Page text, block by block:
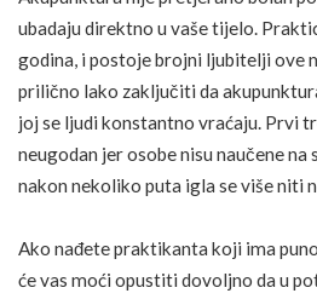
ubadaju direktno u vaše tijelo.
godina, i postoje brojni ljubitelji ove
prilično lako zaključiti da
joj se ljudi konstantno vraćaju. Prvi
neugodan jer osobe nisu naučene na
nakon nekoliko puta igla se više niti
Ako nađete praktikanta koji ima puno
će vas moći opustiti dovoljno da u